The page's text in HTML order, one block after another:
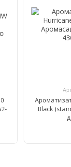
Black